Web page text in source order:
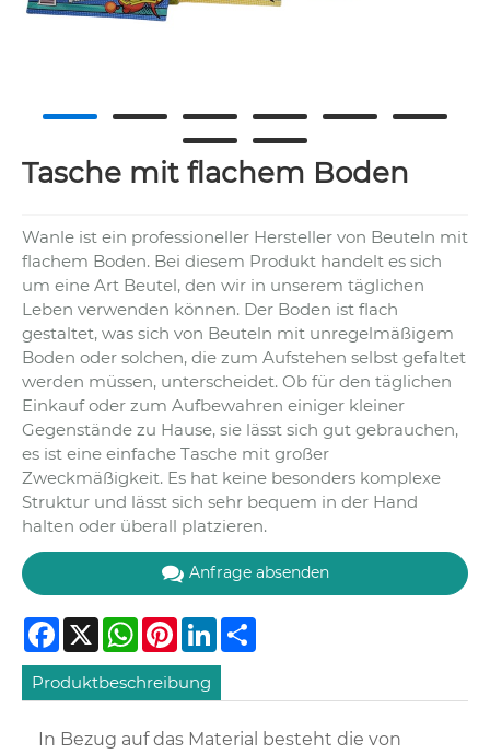
Tasche mit flachem Boden
Wanle ist ein professioneller Hersteller von Beuteln mit
flachem Boden. Bei diesem Produkt handelt es sich
um eine Art Beutel, den wir in unserem täglichen
Leben verwenden können. Der Boden ist flach
gestaltet, was sich von Beuteln mit unregelmäßigem
Boden oder solchen, die zum Aufstehen selbst gefaltet
werden müssen, unterscheidet. Ob für den täglichen
Einkauf oder zum Aufbewahren einiger kleiner
Gegenstände zu Hause, sie lässt sich gut gebrauchen,
es ist eine einfache Tasche mit großer
Zweckmäßigkeit. Es hat keine besonders komplexe
Struktur und lässt sich sehr bequem in der Hand
halten oder überall platzieren.
Anfrage absenden
Facebook
X WhatsApp
PinterestLinkedIn
Produktbeschreibung
In Bezug auf das Material besteht die von